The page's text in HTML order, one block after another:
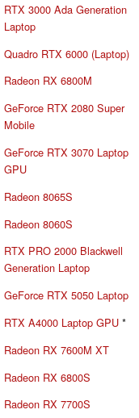
RTX 3000 Ada Generation
Laptop
Quadro RTX 6000 (Laptop)
Radeon RX 6800M
GeForce RTX 2080 Super
Mobile
GeForce RTX 3070 Laptop
GPU
Radeon 8065S
Radeon 8060S
RTX PRO 2000 Blackwell
Generation Laptop
GeForce RTX 5050 Laptop
RTX A4000 Laptop GPU *
Radeon RX 7600M XT
Radeon RX 6800S
Radeon RX 7700S